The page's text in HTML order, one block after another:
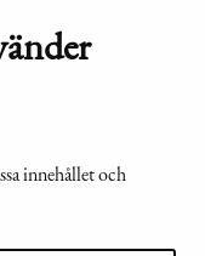
innehållet och